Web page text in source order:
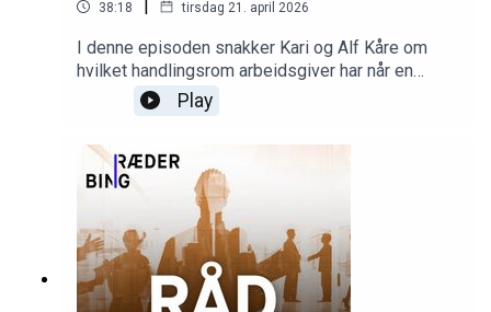
38:18 | tirsdag 21. april 2026
I denne episoden snakker Kari og Alf Kåre om
hvilket handlingsrom arbeidsgiver har når en
ansatt har «gjort noe dumt», enten det er
straffbare handlinger eller annet dumt, på jobb
eller i fritiden. Hva gir grunnlag for advarsel,
oppsigelse eller avskjed?
Play